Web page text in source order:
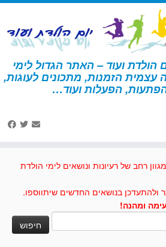
הולדת ועוד – האתר הגדול לימי
עצמית הזמנות, מתכונים לעוגות,
הפעלות ועוד…
רחב של רעיונות ונושאים לימי הולדת
בנושאים החדשים שיתווספו.
ומהנה!